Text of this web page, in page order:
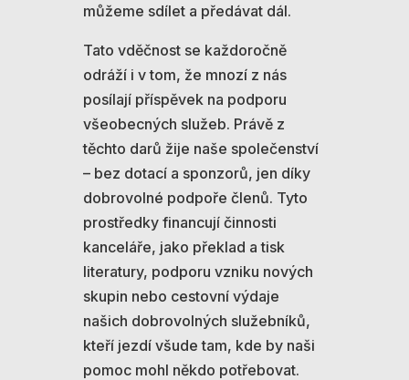
můžeme sdílet a předávat dál.
Tato vděčnost se každoročně
odráží i v tom, že mnozí z nás
posílají příspěvek na podporu
všeobecných služeb. Právě z
těchto darů žije naše společenství
– bez dotací a sponzorů, jen díky
dobrovolné podpoře členů. Tyto
prostředky financují činnosti
kanceláře, jako překlad a tisk
literatury, podporu vzniku nových
skupin nebo cestovní výdaje
našich dobrovolných služebníků,
kteří jezdí všude tam, kde by naši
pomoc mohl někdo potřebovat.